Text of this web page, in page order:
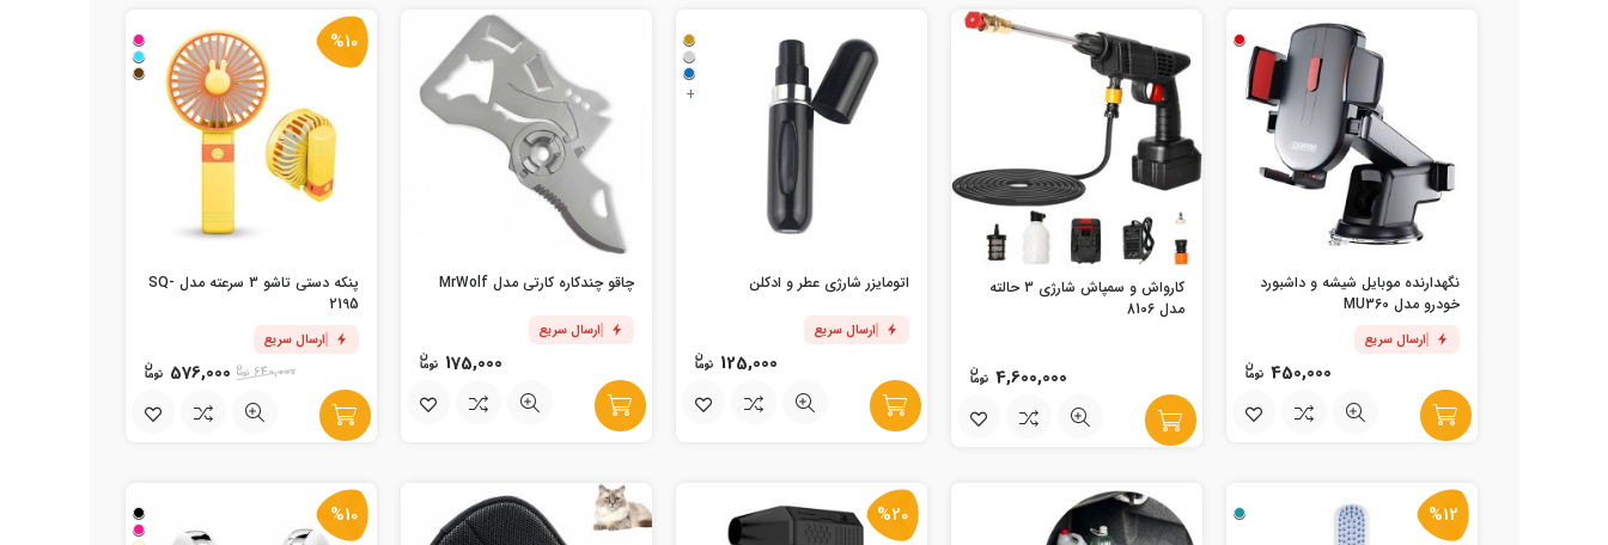
نگهدارنده موبایل شیشه و داشبورد
خودرو مدل MU360
ارسال سریع
450,000
کارواش و سمپاش شارژی 3 حالته
مدل 8106
4,600,000
+
اتومایزر شارژی عطر و ادکلن
ارسال سریع
125,000
چاقو چندکاره کارتی مدل MrWolf
ارسال سریع
175,000
%10
پنکه دستی تاشو 3 سرعته مدل SQ-
2195
ارسال سریع
640,000
576,000
%12
%20
%10